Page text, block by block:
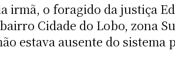
irmã, o foragido da justiça
Cidade do Lobo, zona
estava ausente do sistema